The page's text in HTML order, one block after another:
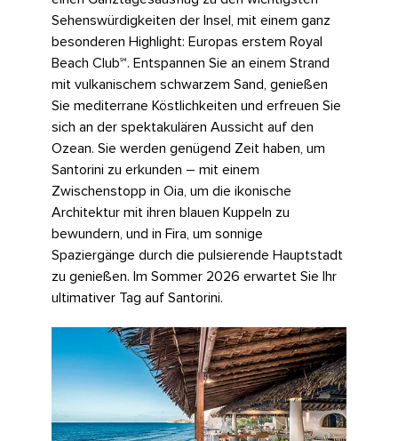
Sehenswürdigkeiten der Insel, mit einem ganz
besonderen Highlight: Europas erstem Royal
Beach Club℠. Entspannen Sie an einem Strand
mit vulkanischem schwarzem Sand, genießen
Sie mediterrane Köstlichkeiten und erfreuen Sie
sich an der spektakulären Aussicht auf den
Ozean. Sie werden genügend Zeit haben, um
Santorini zu erkunden – mit einem
Zwischenstopp in Oia, um die ikonische
Architektur mit ihren blauen Kuppeln zu
bewundern, und in Fira, um sonnige
Spaziergänge durch die pulsierende Hauptstadt
zu genießen. Im Sommer 2026 erwartet Sie Ihr
ultimativer Tag auf Santorini.